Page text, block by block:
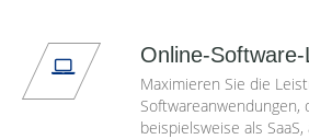
Online-
Maximieren Sie die
Softwareanwendungen,
beispielsweise als